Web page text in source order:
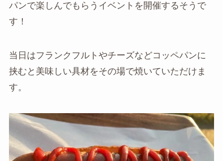
パンで楽しんでもらうイベントを開催するそうで
す！
当日はフランクフルトやチーズなどコッペパンに
挟むと美味しい具材をその場で焼いていただけま
す。